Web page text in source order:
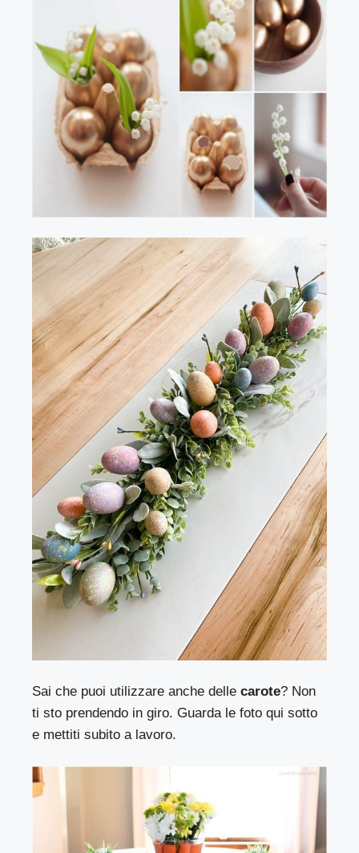
Sai che puoi utilizzare anche dellecarote? Non
ti sto prendendo in giro. Guarda le foto qui sotto
e mettiti subito a lavoro.